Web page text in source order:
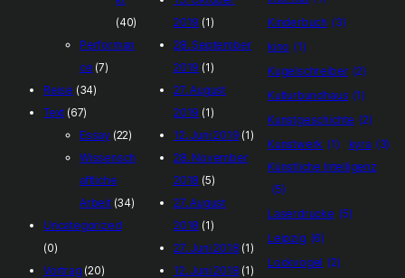
(40)
Performan
ce (7)
Reise (34)
Text (67)
Essay (22)
Wissensch
aftliche
Arbeit(34)
Uncategorized
(0)
Vortrag (20)
2019 (1)
28. September
2019 (1)
27. August
2019 (1)
12. Juni 2019 (1)
28. November
2018 (5)
27. August
2018 (1)
27. Juni 2018 (1)
12. Juni 2018 (1)
Kinderbuch (3)
kino (1)
Kugelschreiber (2)
Kulturbundhaus (1)
Kunstgeschichte (2)
Kunstwerk (1) kyra (3)
Künstliche Intelligenz
(5)
Laserdrucke (5)
Leipzig (6)
Lockvogel (2)